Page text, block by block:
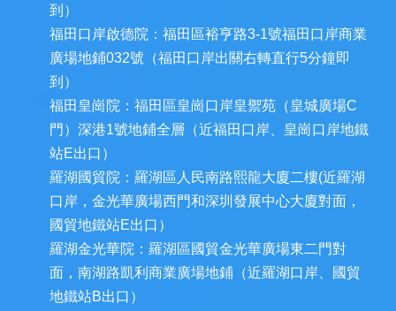
到）
福田口岸啟德院：福田區裕亨路3-1號福田口岸商業
廣場地鋪032號（福田口岸出關右轉直行5分鐘即
到）
福田皇崗院：福田區皇崗口岸皇禦苑（皇城廣場C
門）深港1號地鋪全層（近福田口岸、皇崗口岸地鐵
站E出口）
羅湖國貿院：羅湖區人民南路熙龍大廈二樓(近羅湖
口岸，金光華廣場西門和深圳發展中心大廈對面，
國貿地鐵站E出口）
羅湖金光華院：羅湖區國貿金光華廣場東二門對
面，南湖路凱利商業廣場地鋪（近羅湖口岸、國貿
地鐵站B出口）